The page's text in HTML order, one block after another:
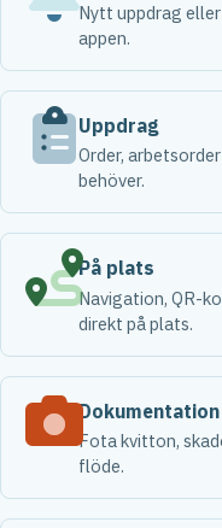
Nytt uppdrag
appen.
Uppdrag
Order,
behöver.
På plats
Navigation, QR-
direkt på plats.
Dokumentation
Fota kvitton,
flöde.